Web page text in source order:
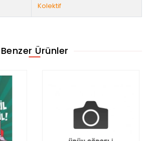
Kolektif
Benzer Ürünler